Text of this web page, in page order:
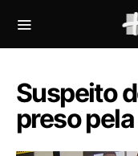
Suspeito
preso